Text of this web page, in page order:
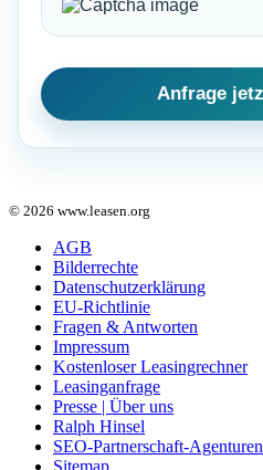
© 2026 www.leasen.org
AGB
Bilderrechte
Datenschutzerklärung
EU-Richtlinie
Fragen & Antworten
Impressum
Kostenloser Leasingrechner
Leasinganfrage
Presse | Über uns
Ralph Hinsel
SEO-Partnerschaft-Agenturen
Sitemap